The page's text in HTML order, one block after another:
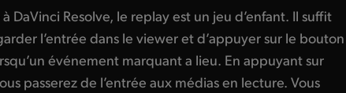
DaVinci Resolve, le replay est un jeu d’enfant. Il suffit
l’entrée dans le viewer et d’appuyer sur le bouton
événement marquant a lieu. En appuyant sur
passerez de l’entrée aux médias en lecture. Vous
la lecture, vous pouvez visionner d’autres angles
multi view et diffuser l’angle choisi à l’aide du
du programme. Une fois le replay terminé,
sur le bouton Dump afin qu’il se charge dans la